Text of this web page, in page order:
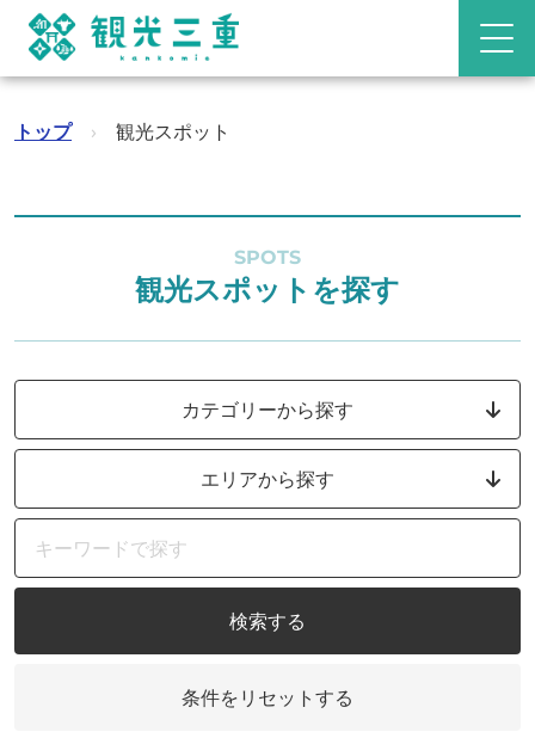
トップ › 観光スポット
SPOTS
観光スポットを探す
カテゴリーから探す
エリアから探す
検索する
条件をリセットする